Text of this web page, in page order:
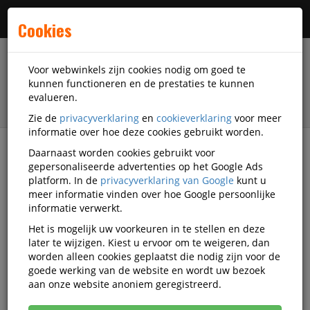
filter
Schrijfwaren Potloden Potloden
Potloden
Populariteit
Cookies
Voor webwinkels zijn cookies nodig om goed te
kunnen functioneren en de prestaties te kunnen
evalueren.
Zie de privacyverklaring en cookieverklaring voor meer
informatie over hoe deze cookies gebruikt worden.
Daarnaast worden cookies gebruikt voor
gepersonaliseerde advertenties op het Google Ads
platform. In de privacyverklaring van Google kunt u
meer informatie vinden over hoe Google persoonlijke
informatie verwerkt.
Het is mogelijk uw voorkeuren in te stellen en deze
later te wijzigen. Kiest u ervoor om te weigeren, dan
worden alleen cookies geplaatst die nodig zijn voor de
goede werking van de website en wordt uw bezoek
aan onze website anoniem geregistreerd.